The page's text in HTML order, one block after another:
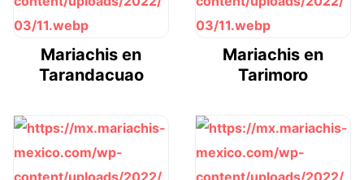
Mariachis en
Tarandacuao
Mariachis en
Tarimoro